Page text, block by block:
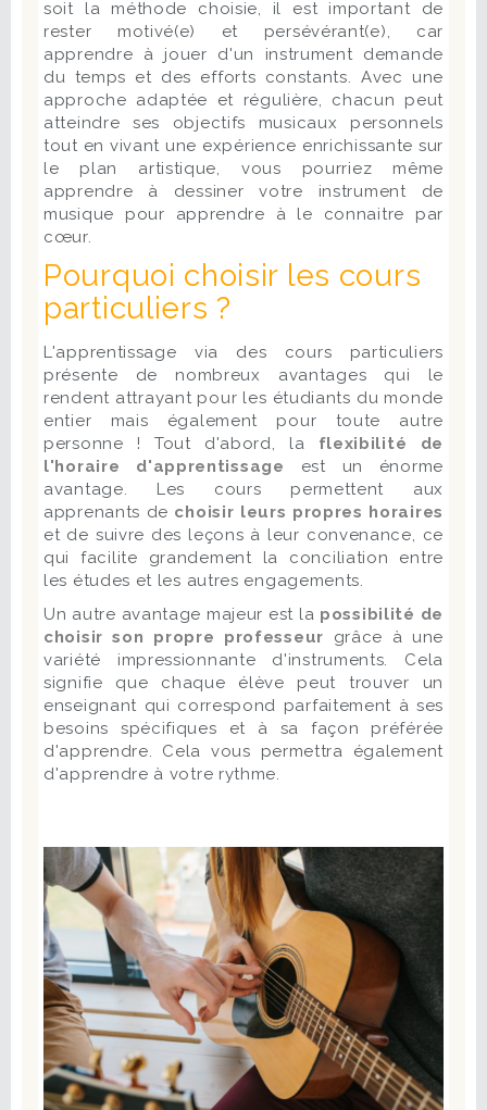
soit la méthode choisie, il est important de
rester motivé(e) et persévérant(e), car
apprendre à jouer d'un instrument demande
du temps et des efforts constants. Avec une
approche adaptée et régulière, chacun peut
atteindre ses objectifs musicaux personnels
tout en vivant une expérience enrichissante sur
le plan artistique, vous pourriez même
apprendre à dessiner votre instrument de
musique pour apprendre à le connaitre par
cœur.
Pourquoi choisir les cours
particuliers ?
L'apprentissage via des cours particuliers
présente de nombreux avantages qui le
rendent attrayant pour les étudiants du monde
entier mais également pour toute autre
personne ! Tout d'abord, la flexibilité de
l'horaire d'apprentissage est un énorme
avantage. Les cours permettent aux
apprenants de choisir leurs propres horaires
et de suivre des leçons à leur convenance, ce
qui facilite grandement la conciliation entre
les études et les autres engagements.
Un autre avantage majeur est la possibilité de
choisir son propre professeur grâce à une
variété impressionnante d'instruments. Cela
signifie que chaque élève peut trouver un
enseignant qui correspond parfaitement à ses
besoins spécifiques et à sa façon préférée
d'apprendre. Cela vous permettra également
d'apprendre à votre rythme.